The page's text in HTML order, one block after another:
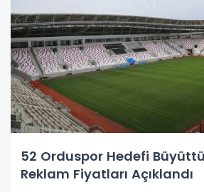
52 Orduspor Hedefi
Reklam Fiyatları Açıklandı